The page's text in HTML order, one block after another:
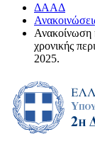
ΔΑΑΔ
Ανακοίνωση
χρονικής
2025.